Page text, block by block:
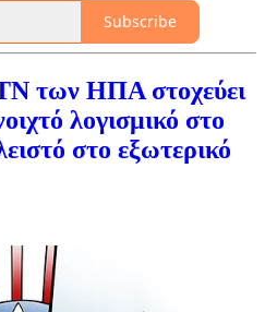
Subscribe
των ΗΠΑ στοχεύει
λογισμικό στο
στο εξωτερικό